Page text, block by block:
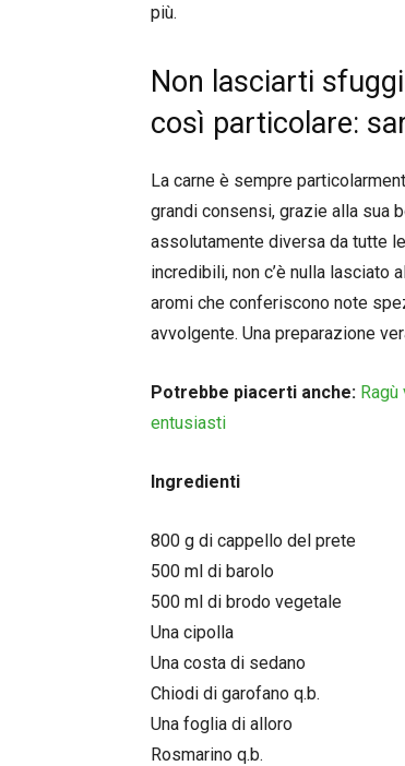
più.
Non lasciarti
così particolare:
La carne è sempre
grandi consensi, grazie alla sua
assolutamente diversa da tutte
incredibili, non c’è nulla lasciato
aromi che conferiscono note
avvolgente. Una preparazione
Potrebbe piacerti anche:
entusiasti
Ingredienti
800 g di cappello del prete
500 ml di barolo
500 ml di brodo vegetale
Una cipolla
Una costa di sedano
Chiodi di garofano q.b.
Una foglia di alloro
Rosmarino q.b.